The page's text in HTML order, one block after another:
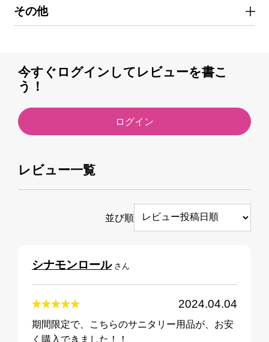
その他
今すぐログインしてレビューを書こ
う！
ログイン
レビュー一覧
並び順
シナモンロールさん
2024.04.04
期間限定で、こちらのサニタリー用品が、お安
く購入できました！！